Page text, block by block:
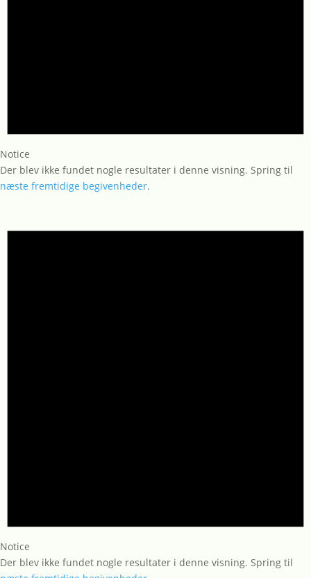
Notice
Der blev ikke fundet nogle resultater i denne visning. Spring til
næste fremtidige begivenheder.
Notice
Der blev ikke fundet nogle resultater i denne visning. Spring til